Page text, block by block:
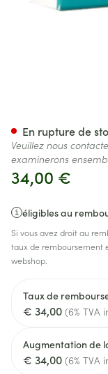
34,00 €
éligibles au
Si vous avez droit au
taux de remboursement
webshop.
Taux de
€ 34,00 (6% TVA
Augmentation de
€ 34,00 (6% TVA
En rupture de
Veuillez nous
examinerons